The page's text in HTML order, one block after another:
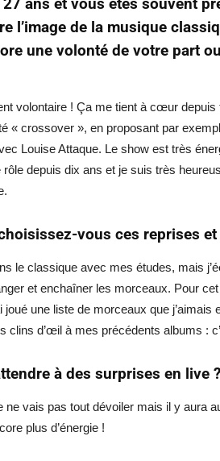
l’image de la musique
une volonté de votre part
volontaire ! Ça me tient à cœur
« crossover », en proposant par
Louise Attaque. Le show est très
depuis dix ans et je suis très
vous ces reprises
le classique avec mes études, mais
et enchaîner les morceaux. Pour
joué une liste de morceaux que j’aimais
clins d’œil à mes précédents albums :
à des surprises en live ?
ne vais pas tout dévoiler mais il y aura
plus d’énergie !